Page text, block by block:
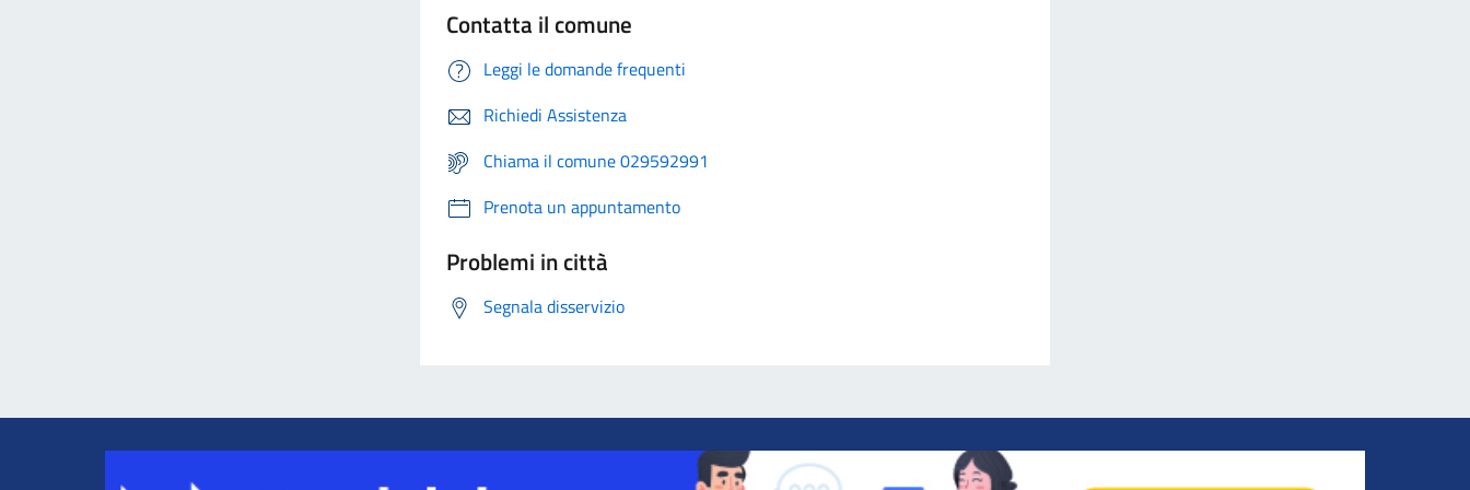
Contatta il comune
Leggi le domande frequenti
Richiedi Assistenza
Chiama il comune 029592991
Prenota un appuntamento
Problemi in città
Segnala disservizio